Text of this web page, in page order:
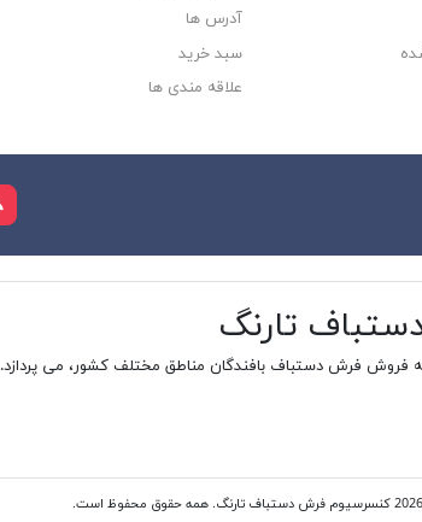
آدرس ها
سبد خرید
علاقه مندی ها
تارنگ
فروش فرش دستباف بافندگان مناطق مختلف کشور، می پردازد.